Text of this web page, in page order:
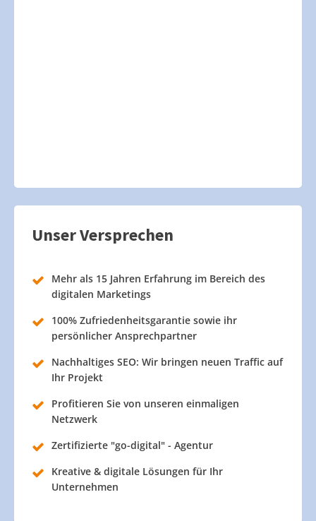
Unser Versprechen
Mehr als 15 Jahren Erfahrung im Bereich des
digitalen Marketings
100% Zufriedenheitsgarantie sowie ihr
persönlicher Ansprechpartner
Nachhaltiges SEO: Wir bringen neuen Traffic auf
Ihr Projekt
Profitieren Sie von unseren einmaligen
Netzwerk
Zertifizierte "go-digital" - Agentur
Kreative & digitale Lösungen für Ihr
Unternehmen